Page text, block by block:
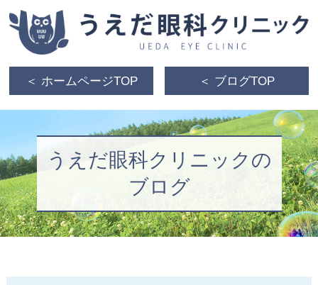
＜ ホームページTOP ＜ ブログTOP
うえだ眼科クリニックの
ブログ